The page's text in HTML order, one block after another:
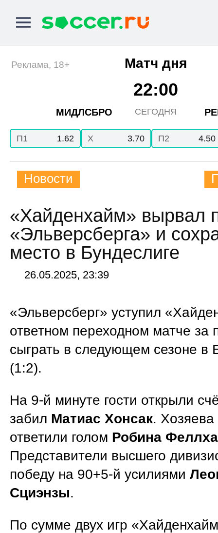
Матч дня
МИДЛСБРО
22:00
СЕГОДНЯ
Реклама, 18+
П1 1.62 X 3.70 П2 4.50
Новости
«Хайденхайм» вырвал
«Эльверсберга» и
место в Бундеслиге
26.05.2025, 23:39
«Эльверсберг» уступил
ответном переходном матче за
сыграть в следующем сезоне в
(1:2).
На 9-й минуте гости открыли
забил Матиас Хонсак.
ответили голом Робина
Представители высшего
победу на 90+5-й усилиями
Сциэнзы.
По сумме двух игр